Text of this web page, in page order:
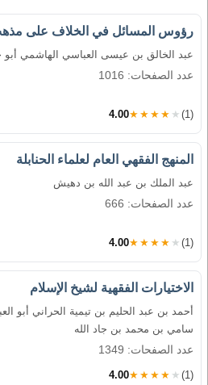
رؤوس المسائل في الخلاف على
عبد الخالق بن عيسى العباسي الهاشمي أبو
عدد الصفحات: 1016
4.00★★★★★ (1)
المنهج الفقهي العام لعلماء الحنابلة
عبد الملك بن عبد الله بن دهيش
عدد الصفحات: 666
4.00★★★★★ (1)
الاختيارات الفقهية لشيخ الإسلام
أحمد بن عبد الحليم بن تيمية الحراني أبو
سامي بن محمد بن جاد الله
عدد الصفحات: 1349
4.00★★★★★ (1)